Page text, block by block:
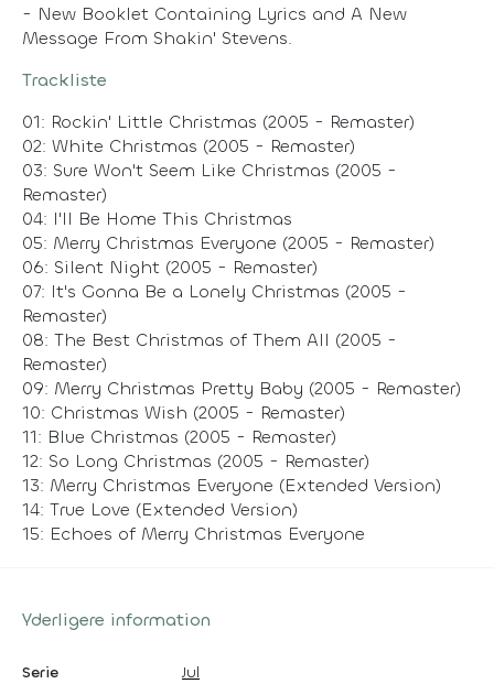
- New Booklet Containing Lyrics and A New
Message From Shakin' Stevens.
Trackliste
01: Rockin' Little Christmas (2005 - Remaster)
02: White Christmas (2005 - Remaster)
03: Sure Won't Seem Like Christmas (2005 -
Remaster)
04: I'll Be Home This Christmas
05: Merry Christmas Everyone (2005 - Remaster)
06: Silent Night (2005 - Remaster)
07: It's Gonna Be a Lonely Christmas (2005 -
Remaster)
08: The Best Christmas of Them All (2005 -
Remaster)
09: Merry Christmas Pretty Baby (2005 - Remaster)
10: Christmas Wish (2005 - Remaster)
11: Blue Christmas (2005 - Remaster)
12: So Long Christmas (2005 - Remaster)
13: Merry Christmas Everyone (Extended Version)
14: True Love (Extended Version)
15: Echoes of Merry Christmas Everyone
Yderligere information
Serie
Jul